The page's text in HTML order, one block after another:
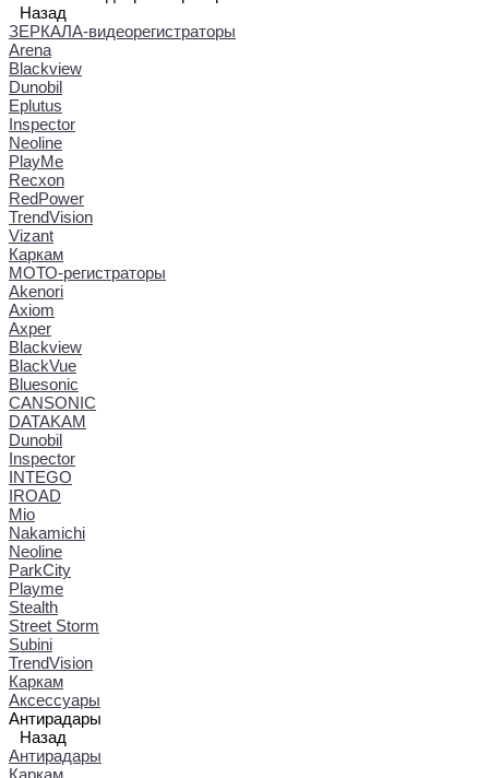
Назад
ЗЕРКАЛА-видеорегистраторы
Arena
Blackview
Dunobil
Eplutus
Inspector
Neoline
PlayMe
Recxon
RedPower
TrendVision
Vizant
Каркам
МОТО-регистраторы
Akenori
Axiom
Axper
Blackview
BlackVue
Bluesonic
CANSONIC
DATAKAM
Dunobil
Inspector
INTEGO
IROAD
Mio
Nakamichi
Neoline
ParkCity
Playme
Stealth
Street Storm
Subini
TrendVision
Каркам
Аксессуары
Антирадары
Назад
Антирадары
Каркам